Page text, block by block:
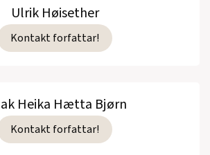
Ulrik Høisether
Kontakt forfattar!
Heika Hætta Bjørn
Kontakt forfattar!